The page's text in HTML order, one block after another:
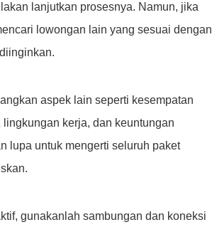
lanjutkan prosesnya. Namun, jika
lowongan lain yang sesuai dengan
aspek lain seperti kesempatan
kerja, dan keuntungan
lupa untuk mengerti seluruh paket
gunakanlah sambungan dan koneksi